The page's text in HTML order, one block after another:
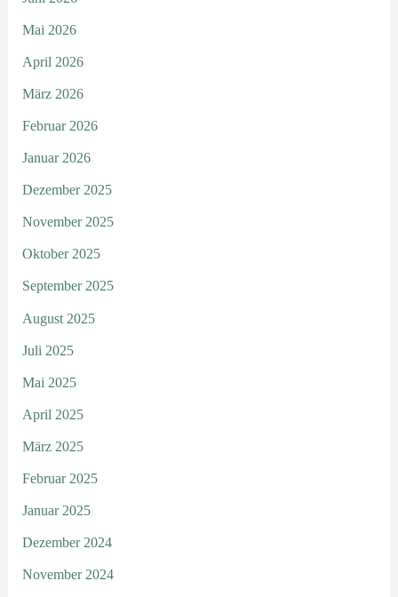
Mai 2026
April 2026
März 2026
Februar 2026
Januar 2026
Dezember 2025
November 2025
Oktober 2025
September 2025
August 2025
Juli 2025
Mai 2025
April 2025
März 2025
Februar 2025
Januar 2025
Dezember 2024
November 2024